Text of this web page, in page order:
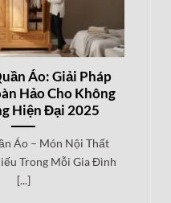
Áo: Giải Pháp
Hảo Cho Không
Hiện Đại 2025
Áo – Món Nội Thất
Trong Mỗi Gia Đình
[...]